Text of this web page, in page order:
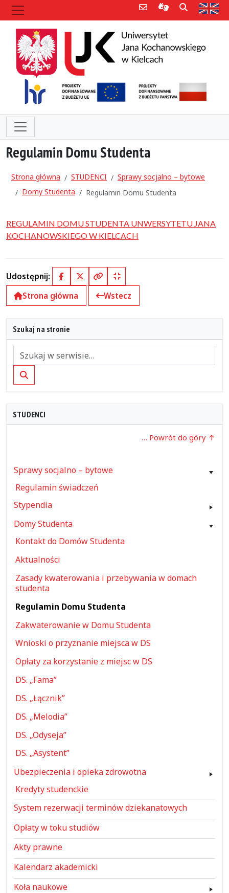
Poczta e-mailInformacje dla
Szukaj
Regulamin Domu Studenta
Strona główna STUDENCI
Sprawy socjalno – bytowe
Domy Studenta
Regulamin Domu Studenta
REGULAMIN DOMU STUDENTA UNWERSYTETU JANA
KOCHANOWSKIEGO W KIELCACH
Udostępnij: FacebookX (Twitter)
Kopiuj pełny link
Kopiuj krótki link
Strona główna
Wstecz
Szukaj na stronie
Szukaj
STUDENCI
… Powrót do góry
Sprawy socjalno – bytowe
Regulamin świadczeń
Stypendia
Domy Studenta
Kontakt do Domów Studenta
Aktualności
Zasady kwaterowania i przebywania w domach
studenta
Regulamin Domu Studenta
Zakwaterowanie w Domu Studenta
Wnioski o przyznanie miejsca w DS
Opłaty za korzystanie z miejsc w DS
DS. „Fama”
DS. „Łącznik”
DS. „Melodia”
DS. „Odyseja”
DS. „Asystent”
Ubezpieczenia i opieka zdrowotna
Kredyty studenckie
System rezerwacji terminów dziekanatowych
Opłaty w toku studiów
Akty prawne
Kalendarz akademicki
Koła naukowe